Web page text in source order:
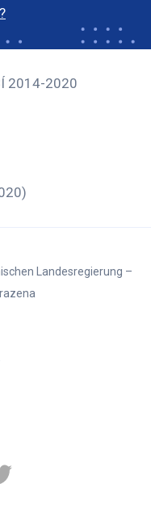
2014-2020
Landesregierung –